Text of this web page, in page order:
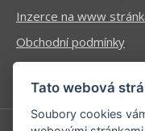
Inzerce na www
Obchodní podmínky
Ochrana osobních údajů
Tato webová
Soubory cookies